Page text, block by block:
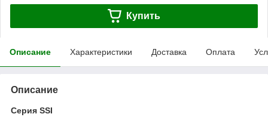
Купить
Описание Характеристики Доставка Оплата
Описание
Серия SSI